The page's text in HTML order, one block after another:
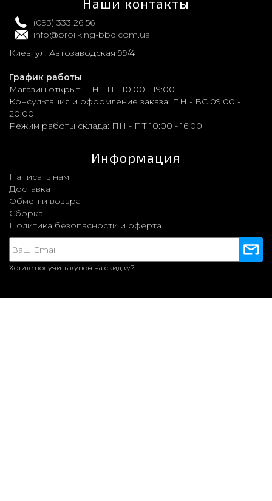
(093) 333 26 56
info@broilking-bbq.com.ua
Киев, ул. Автозаводская 99/4
График работы
Магазин открыт: ПН - ПТ 10:00 - 19:00
Консультация и оформление заказа: ПН - ВС 09:00 -
20:00
Режим работы склада: ПН - ПТ 10:00 - 16:00
Информация
Написать нам
Доставка
Обмен и возврат
Сборка
Политика безопасности и оферта
Хотите получить купон на скидку?